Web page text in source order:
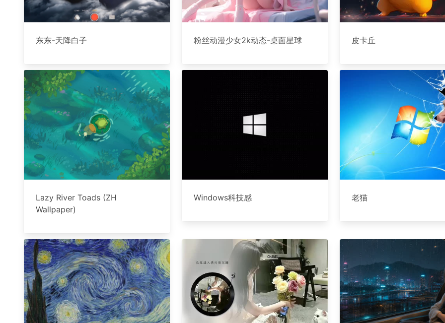
东东-天降白子 粉丝动漫少女2k动态-桌面星球 皮卡丘
Lazy River Toads (ZH
Wallpaper)
Windows科技感 老猫